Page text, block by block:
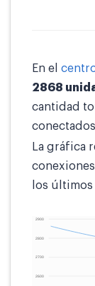
En el
2868
cantidad
La gráfica
los